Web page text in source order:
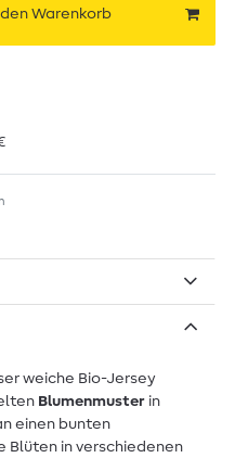
den Warenkorb
weiche Bio-Jersey
Blumenmuster in
einen bunten
Blüten in verschiedenen